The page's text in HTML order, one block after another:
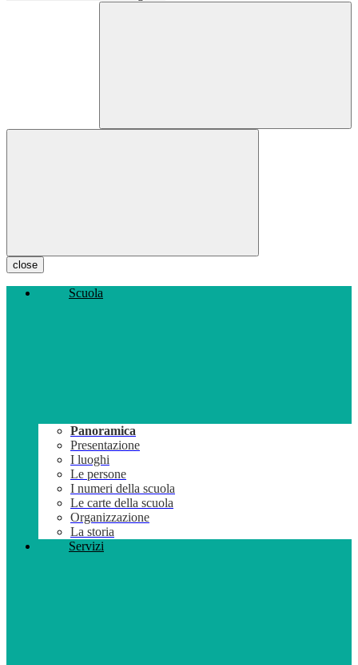
close
Scuola
Panoramica
Presentazione
I luoghi
Le persone
I numeri della scuola
Le carte della scuola
Organizzazione
La storia
Servizi